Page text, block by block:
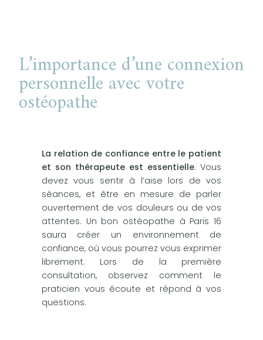
L’importance d’une connexion
personnelle avec votre
ostéopathe
La relation de confiance entre le patient
et son thérapeute est essentielle. Vous
devez vous sentir à l’aise lors de vos
séances, et être en mesure de parler
ouvertement de vos douleurs ou de vos
attentes. Un bon ostéopathe à Paris 16
saura créer un environnement de
confiance, où vous pourrez vous exprimer
librement. Lors de la première
consultation, observez comment le
praticien vous écoute et répond à vos
questions.